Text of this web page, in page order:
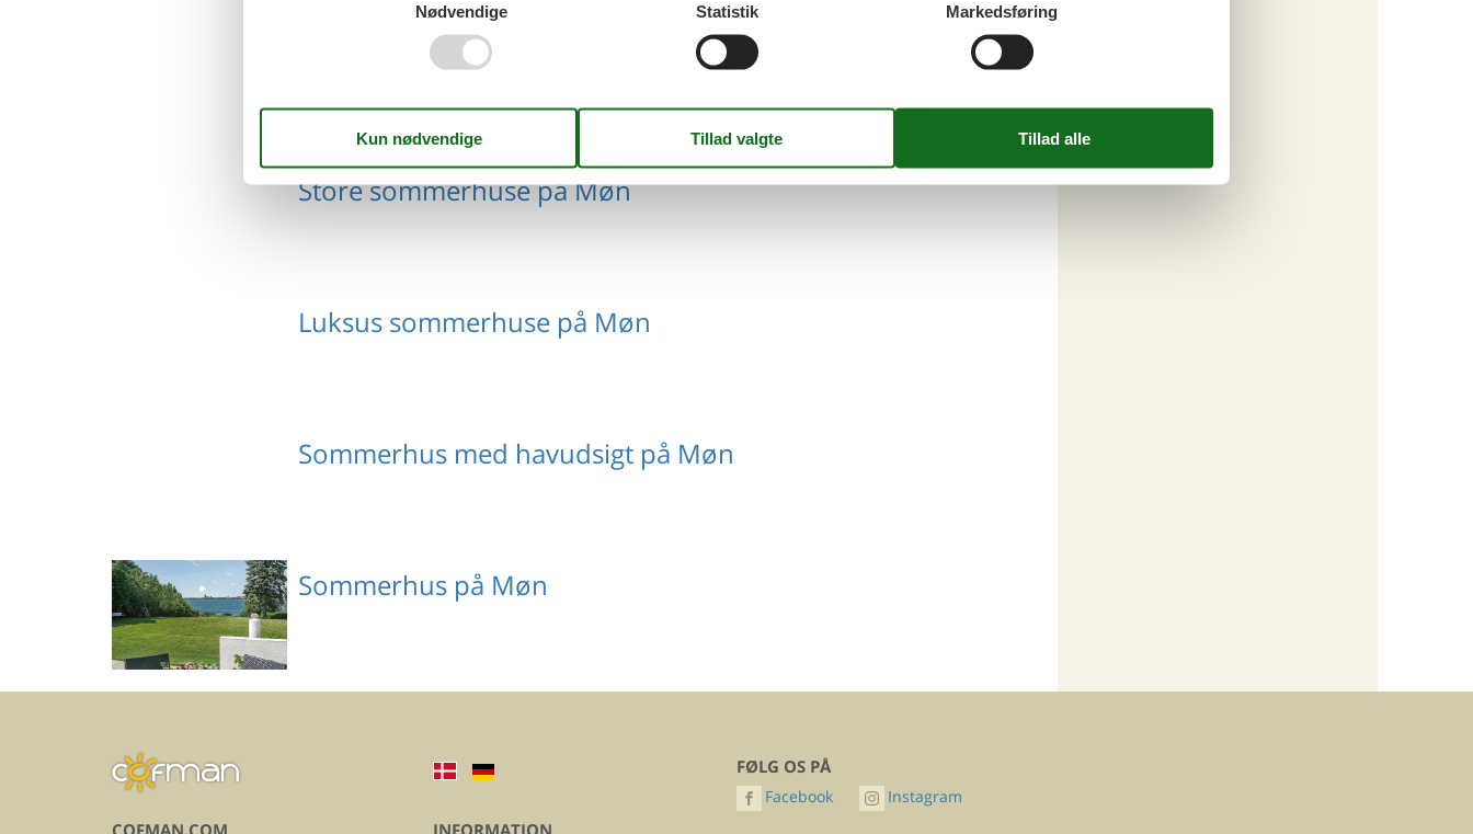
Sommerhus med hund på Møn
Store sommerhuse på Møn
Luksus sommerhuse på Møn
Sommerhus med havudsigt på Møn
Sommerhus på Møn
COFMAN.COM INFORMATION
FØLG OS PÅ
Facebook Instagram
Nødvendige Statistik Markedsføring